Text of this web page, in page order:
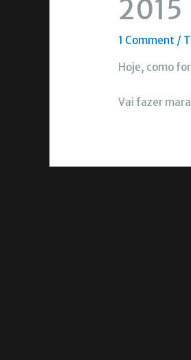
2015
1 Comment /
Hoje, como
Vai fazer